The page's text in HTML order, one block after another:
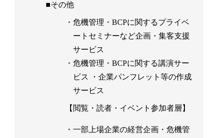
■その他
・危機管理・BCPに関するプライベ
ートセミナーなど企画・集客支援
サービス
・危機管理・BCPに関する講演サー
ビス ・企業パンフレット等の作成
サービス
【閲覧・読者・イベント参加者層】
・一部上場企業の経営企画・危機管